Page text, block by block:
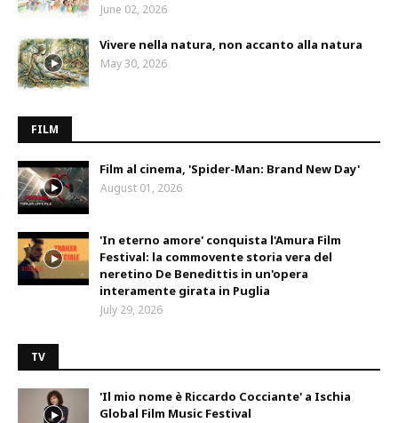
June 02, 2026
Vivere nella natura, non accanto alla natura
May 30, 2026
FILM
Film al cinema, 'Spider-Man: Brand New Day'
August 01, 2026
'In eterno amore' conquista l'Amura Film
Festival: la commovente storia vera del
neretino De Benedittis in un'opera
interamente girata in Puglia
July 29, 2026
TV
'Il mio nome è Riccardo Cocciante' a Ischia
Global Film Music Festival